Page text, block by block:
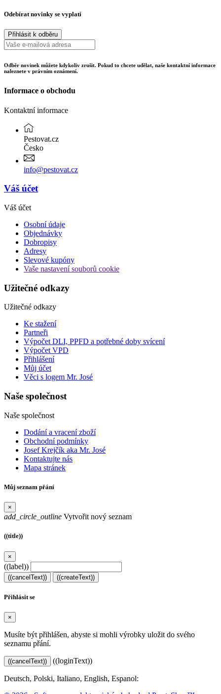
Odebírat novinky se vyplatí
Odběr novinek můžete kdykoliv zrušit. Pokud to chcete udělat, naše kontaktní informace
naleznete v právním oznámení.
Informace o obchodu
Kontaktní informace
Pestovat.cz
Česko
info@pestovat.cz
Váš účet
Váš účet
Osobní údaje
Objednávky
Dobropisy
Adresy
Slevové kupóny
Vaše nastavení souborů cookie
Užitečné odkazy
Užitečné odkazy
Ke stažení
Partneři
Výpočet DLI, PPFD a potřebné doby svícení
Výpočet VPD
Přihlášení
Můj účet
Věci s logem Mr. José
Naše společnost
Naše společnost
Dodání a vracení zboží
Obchodní podmínky
Josef Krejčík aka Mr. José
Kontaktujte nás
Mapa stránek
Můj seznam přání
×
add_circle_outline Vytvořit nový seznam
((title))
×
((label))
((cancelText)) ((createText))
Přihlásit se
×
Musíte být přihlášen, abyste si mohli výrobky uložit do svého
seznamu přání.
((cancelText)) ((loginText))
Deutsch, Polski, Italiano, English, Espanol: